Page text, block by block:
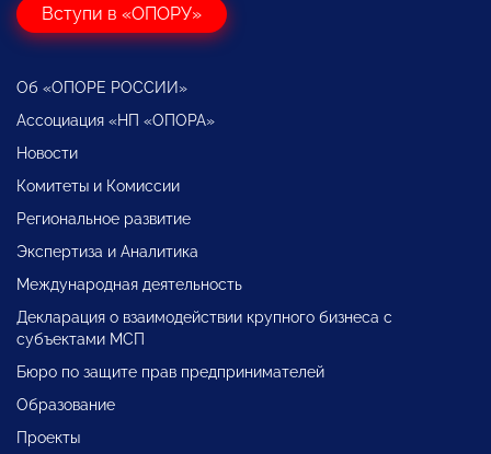
Вступи в «ОПОРУ»
Об «ОПОРЕ РОССИИ»
Ассоциация «НП «ОПОРА»
Новости
Комитеты и Комиссии
Региональное развитие
Экспертиза и Аналитика
Международная деятельность
Декларация о взаимодействии крупного бизнеса с
субъектами МСП
Бюро по защите прав предпринимателей
Образование
Проекты